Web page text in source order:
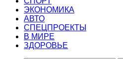
ЭКОНОМИКА
АВТО
СПЕЦПРОЕКТЫ
В МИРЕ
ЗДОРОВЬЕ